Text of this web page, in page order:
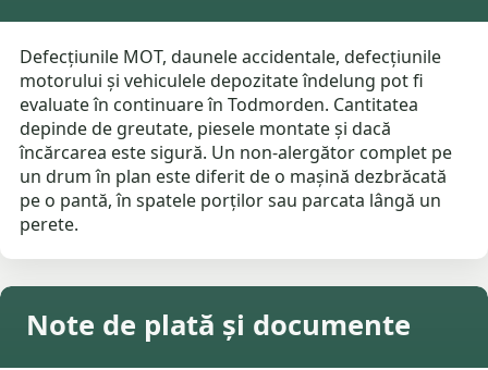
Defecțiunile MOT, daunele accidentale, defecțiunile
motorului și vehiculele depozitate îndelung pot fi
evaluate în continuare în Todmorden. Cantitatea
depinde de greutate, piesele montate și dacă
încărcarea este sigură. Un non-alergător complet pe
un drum în plan este diferit de o mașină dezbrăcată
pe o pantă, în spatele porților sau parcata lângă un
perete.
Note de plată și documente